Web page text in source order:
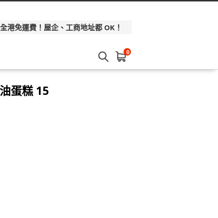
港免運費！屋企、工商地址都 OK！
0
蛋糕 15